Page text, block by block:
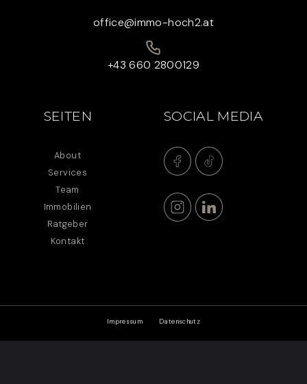
office@immo-hoch2.at
+43 660 2800129
SEITEN
About
Services
Team
Immobilien
Ratgeber
Kontakt
SOCIAL MEDIA
Impressum Datenschutz